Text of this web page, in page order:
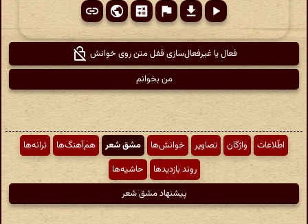
فعال یا غیرفعال‌سازی قفل متن روی خوانش
من بخوانم
اطّلاعات واژگان تصاویر خوانش‌ها مشق شعر هم‌آهنگ‌ها
ترانه‌ها
روند بازدیدها
حاشیه‌ها
پیشنهاد مشق شعر